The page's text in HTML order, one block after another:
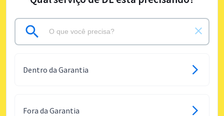
Dentro da Garantia
Fora da Garantia